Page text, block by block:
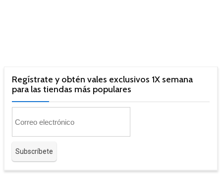
Regístrate y obtén vales exclusivos 1X semana
para las tiendas más populares